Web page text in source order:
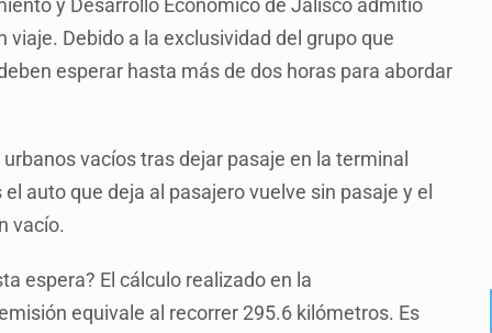
y Desarrollo Económico de Jalisco admitió
Debido a la exclusividad del grupo que
esperar hasta más de dos horas para abordar
vacíos tras dejar pasaje en la terminal
auto que deja al pasajero vuelve sin pasaje y el
vacío.
espera? El cálculo realizado en la
equivale al recorrer 295.6 kilómetros. Es